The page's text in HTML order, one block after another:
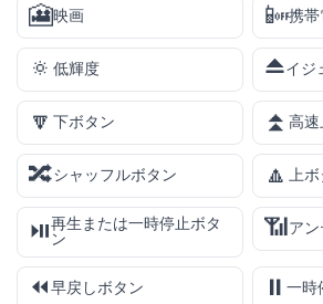
🎦映画 📴携帯
🔅 低輝度 ⏏️イジ
🔽 下ボタン ⏫ 高速
🔀シャッフルボタン 🔼 上ボ
⏯️再生または一時停止ボタ
ン
📶ア
⏪早戻しボタン ⏸️ 一時